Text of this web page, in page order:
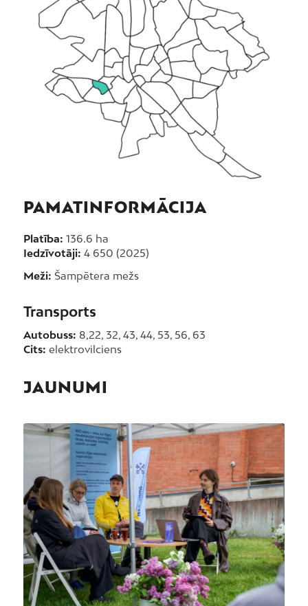
PAMATINFORMĀCIJA
Platība: 136.6 ha
Iedzīvotāji: 4 650 (2025)
Meži: Šampētera mežs
Transports
Autobuss: 8,22, 32, 43, 44, 53, 56, 63
Cits: elektrovilciens
JAUNUMI